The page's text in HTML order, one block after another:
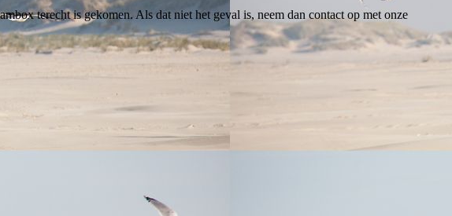
terecht is gekomen. Als dat niet het geval is, neem dan contact op met onze